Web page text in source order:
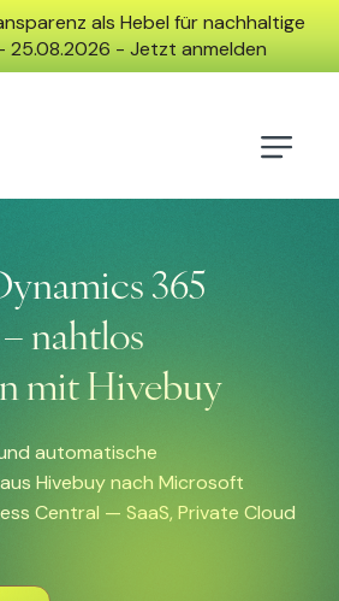
als Hebel für nachhaltige
25.08.2026 - Jetzt anmelden
365
nahtlos
mit Hivebuy
automatische
Hivebuy nach Microsoft
Central — SaaS, Private Cloud